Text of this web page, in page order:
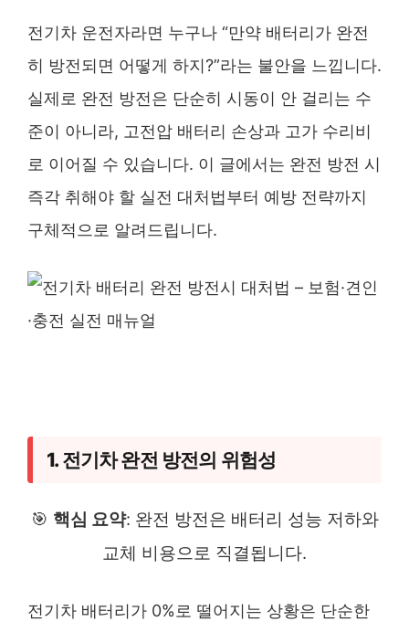
전기차 운전자라면 누구나 “만약 배터리가 완전
히 방전되면 어떻게 하지?”라는 불안을 느낍니다.
실제로 완전 방전은 단순히 시동이 안 걸리는 수
준이 아니라, 고전압 배터리 손상과 고가 수리비
로 이어질 수 있습니다. 이 글에서는 완전 방전 시
즉각 취해야 할 실전 대처법부터 예방 전략까지
구체적으로 알려드립니다.
1. 전기차 완전 방전의 위험성
🎯 핵심 요약: 완전 방전은 배터리 성능 저하와
교체 비용으로 직결됩니다.
전기차 배터리가 0%로 떨어지는 상황은 단순한